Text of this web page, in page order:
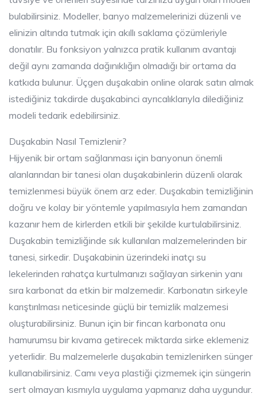
bulabilirsiniz. Modeller, banyo malzemelerinizi düzenli ve
elinizin altında tutmak için akıllı saklama çözümleriyle
donatılır. Bu fonksiyon yalnızca pratik kullanım avantajı
değil aynı zamanda dağınıklığın olmadığı bir ortama da
katkıda bulunur. Üçgen duşakabin online olarak satın almak
istediğiniz takdirde duşakabinci ayrıcalıklarıyla dilediğiniz
modeli tedarik edebilirsiniz.
Duşakabin Nasıl Temizlenir?
Hijyenik bir ortam sağlanması için banyonun önemli
alanlarından bir tanesi olan duşakabinlerin düzenli olarak
temizlenmesi büyük önem arz eder. Duşakabin temizliğinin
doğru ve kolay bir yöntemle yapılmasıyla hem zamandan
kazanır hem de kirlerden etkili bir şekilde kurtulabilirsiniz.
Duşakabin temizliğinde sık kullanılan malzemelerinden bir
tanesi, sirkedir. Duşakabinin üzerindeki inatçı su
lekelerinden rahatça kurtulmanızı sağlayan sirkenin yanı
sıra karbonat da etkin bir malzemedir. Karbonatın sirkeyle
karıştırılması neticesinde güçlü bir temizlik malzemesi
oluşturabilirsiniz. Bunun için bir fincan karbonata onu
hamurumsu bir kıvama getirecek miktarda sirke eklemeniz
yeterlidir. Bu malzemelerle duşakabin temizlenirken sünger
kullanabilirsiniz. Camı veya plastiği çizmemek için süngerin
sert olmayan kısmıyla uygulama yapmanız daha uygundur.